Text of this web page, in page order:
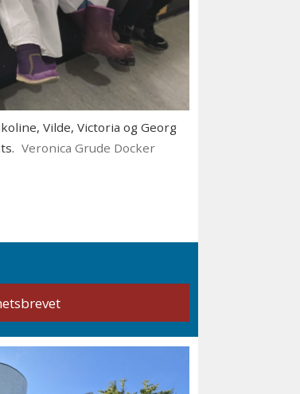
Vilde, Victoria og Georg
Veronica Grude Docker